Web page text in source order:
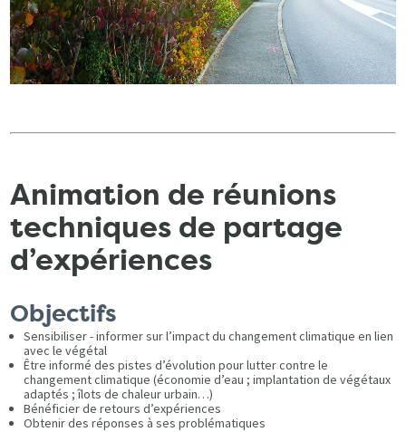
Animation de réunions
techniques de partage
d’expériences
Objectifs
Sensibiliser - informer sur l’impact du changement climatique en lien
avec le végétal
Être informé des pistes d’évolution pour lutter contre le
changement climatique (économie d’eau ; implantation de végétaux
adaptés ; îlots de chaleur urbain…)
Bénéficier de retours d’expériences
Obtenir des réponses à ses problématiques